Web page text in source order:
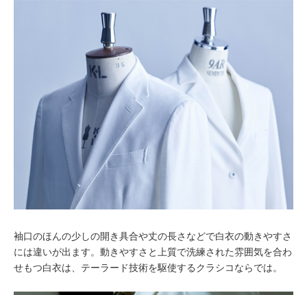
袖口のほんの少しの開き具合や丈の長さなどで白衣の動きやすさ
には違いが出ます。動きやすさと上質で洗練された雰囲気を合わ
せもつ白衣は、テーラード技術を駆使するクラシコならでは。